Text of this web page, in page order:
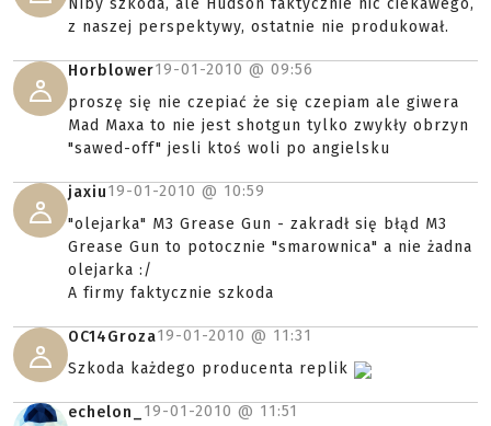
Niby szkoda, ale Hudson faktycznie nic ciekawego,
z naszej perspektywy, ostatnie nie produkował.
Horblower19-01-2010 @ 09:56
proszę się nie czepiać że się czepiam ale giwera
Mad Maxa to nie jest shotgun tylko zwykły obrzyn
"sawed-off" jesli ktoś woli po angielsku
jaxiu19-01-2010 @ 10:59
"olejarka" M3 Grease Gun - zakradł się błąd M3
Grease Gun to potocznie "smarownica" a nie żadna
olejarka :/
A firmy faktycznie szkoda
OC14Groza19-01-2010 @ 11:31
Szkoda każdego producenta replik
echelon_ 19-01-2010 @ 11:51